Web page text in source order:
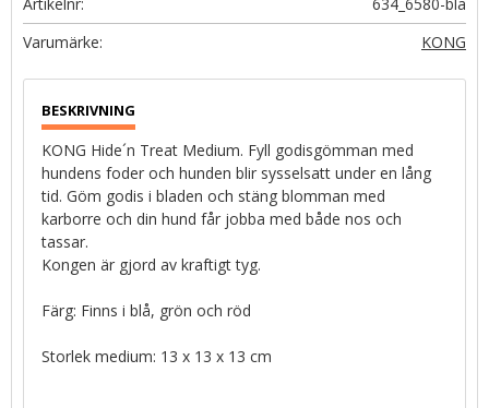
KONG
KONG Hide´n Treat Medium. Fyll godisgömman med
hundens foder och hunden blir sysselsatt under en lång
tid. Göm godis i bladen och stäng blomman med
karborre och din hund får jobba med både nos och
tassar.
Kongen är gjord av kraftigt tyg.
Färg: Finns i blå, grön och röd
Storlek medium: 13 x 13 x 13 cm